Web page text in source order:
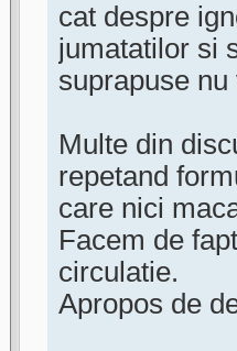
cat despre
jumatatilor si
suprapuse
Multe din
repetand
care nici
Facem de
circulatie.
Apropos de